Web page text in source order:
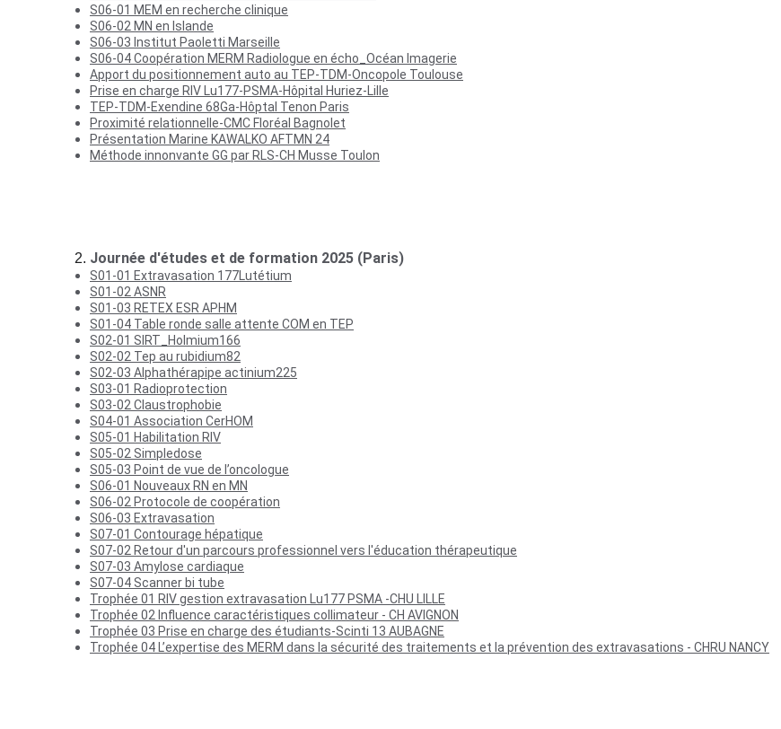
S06-01 MEM en recherche clinique
S06-02 MN en Islande
S06-03 Institut Paoletti Marseille
S06-04 Coopération MERM Radiologue en écho_Océan Imagerie
Apport du positionnement auto au TEP-TDM-Oncopole Toulouse
Prise en charge RIV Lu177-PSMA-Hôpital Huriez-Lille
TEP-TDM-Exendine 68Ga-Hôptal Tenon Paris
Proximité relationnelle-CMC Floréal Bagnolet
Présentation Marine KAWALKO AFTMN 24
Méthode innonvante GG par RLS-CH Musse Toulon
Journée d'études et de formation 2025 (Paris)
S01-01 Extravasation 177Lutétium
S01-02 ASNR
S01-03 RETEX ESR APHM
S01-04 Table ronde salle attente COM en TEP
S02-01 SIRT_Holmium166
S02-02 Tep au rubidium82
S02-03 Alphathérapipe actinium225
S03-01 Radioprotection
S03-02 Claustrophobie
S04-01 Association CerHOM
S05-01 Habilitation RIV
S05-02 Simpledose
S05-03 Point de vue de l’oncologue
S06-01 Nouveaux RN en MN
S06-02 Protocole de coopération
S06-03 Extravasation
S07-01 Contourage hépatique
S07-02 Retour d'un parcours professionnel vers l'éducation thérapeutique
S07-03 Amylose cardiaque
S07-04 Scanner bi tube
Trophée 01 RIV gestion extravasation Lu177 PSMA -CHU LILLE
Trophée 02 Influence caractéristiques collimateur - CH AVIGNON
Trophée 03 Prise en charge des étudiants-Scinti 13 AUBAGNE
Trophée 04 L’expertise des MERM dans la sécurité des traitements et la prévention des extravasations - CHRU NANCY